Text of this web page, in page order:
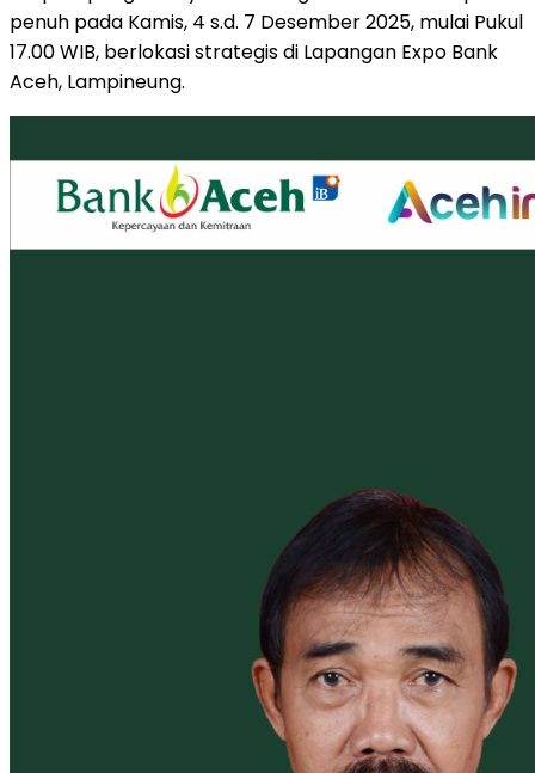
penuh pada Kamis, 4 s.d. 7 Desember 2025, mulai Pukul
17.00 WIB, berlokasi strategis di Lapangan Expo Bank
Aceh, Lampineung.